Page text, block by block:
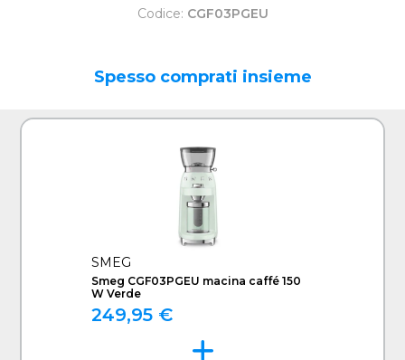
Codice: CGF03PGEU
Spesso comprati insieme
SMEG
Smeg CGF03PGEU macina caffé 150
W Verde
249,95 €